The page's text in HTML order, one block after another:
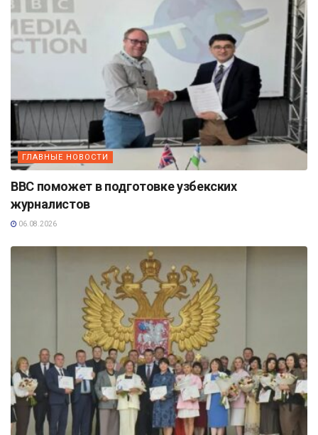
ГЛАВНЫЕ НОВОСТИ
BBC поможет в подготовке узбекских
журналистов
06.08.2026